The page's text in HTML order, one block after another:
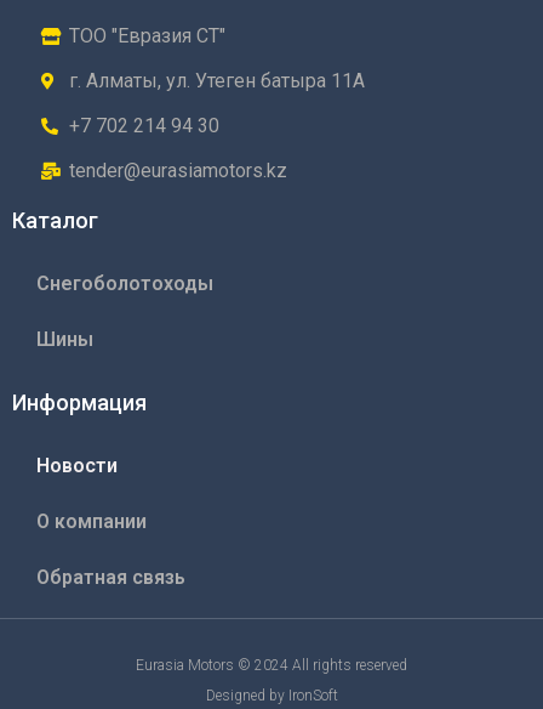
ТОО "Евразия СТ"
г. Алматы, ул. Утеген батыра 11А
+7 702 214 94 30
tender@eurasiamotors.kz
Каталог
Снегоболотоходы
Шины
Информация
Новости
О компании
Обратная связь
Eurasia Motors © 2024 All rights reserved
Designed by IronSoft